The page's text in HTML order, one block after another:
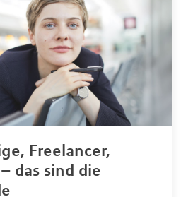
Freelancer,
das sind die